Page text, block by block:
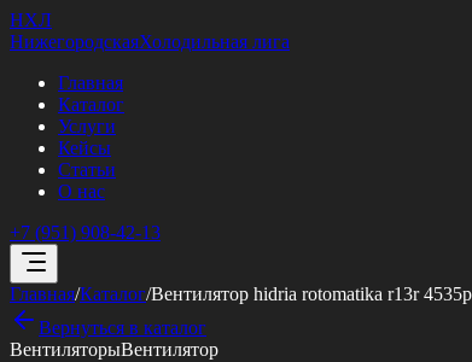
НХЛ
НижегородскаяХолодильная лига
Главная
Каталог
Услуги
Кейсы
Статьи
О нас
+7 (951) 908-42-13
Главная/Каталог/Вентилятор hidria rotomatika r13r
Вернуться в каталог
ВентиляторыВентилятор